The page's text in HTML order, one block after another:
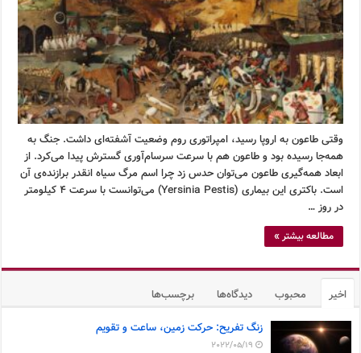
وقتی طاعون به اروپا رسید، امپراتوری روم وضعیت آشفته‌ای داشت. جنگ به
همه‌جا رسیده بود و طاعون هم با سرعت سرسام‌آوری گسترش پیدا می‌کرد. از
ابعاد همه‌گیری طاعون می‌توان حدس زد چرا اسم مرگ سیاه انقدر برازنده‌ی آن
است. باکتری این بیماری (Yersinia Pestis) می‌توانست با سرعت ۴ کیلومتر
در روز …
مطالعه بیشتر »
اخیر محبوب دیدگاه‌ها برچسب‌ها
زنگ تفریح: حرکت زمین، ساعت و تقویم
2022/05/19